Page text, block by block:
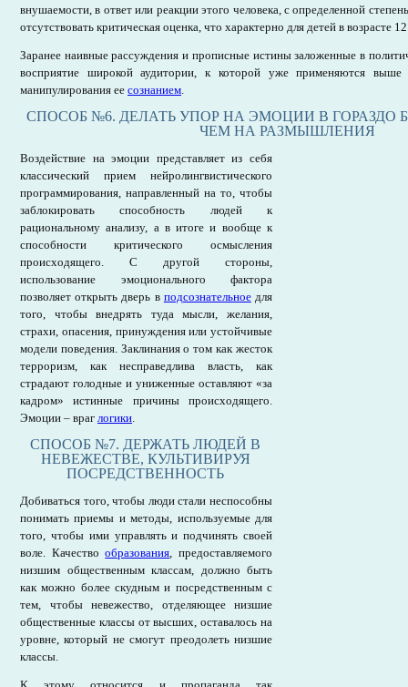
внушаемости, в ответ или реакции этого человека, с определенной
отсутствовать критическая оценка, что характерно для детей в возрасте
Заранее наивные рассуждения и прописные истины заложенные в
восприятие широкой аудитории, к которой уже применяются
манипулирования ее сознанием.
СПОСОБ №6. ДЕЛАТЬ УПОР НА ЭМОЦИИ В ГОРАЗДО
ЧЕМ НА РАЗМЫШЛЕНИЯ
Воздействие на эмоции представляет из себя
классический прием нейролингвистического
программирования, направленный на то, чтобы
заблокировать способность людей к
рациональному анализу, а в итоге и вообще к
способности критического осмысления
происходящего. С другой стороны,
использование эмоционального фактора
позволяет открыть дверь в подсознательноедля
того, чтобы внедрять туда мысли, желания,
страхи, опасения, принуждения или устойчивые
модели поведения. Заклинания о том как жесток
терроризм, как несправедлива власть, как
страдают голодные и униженные оставляют «за
кадром» истинные причины происходящего.
Эмоции – враг логики.
СПОСОБ №7. ДЕРЖАТЬ ЛЮДЕЙ В
НЕВЕЖЕСТВЕ, КУЛЬТИВИРУЯ
ПОСРЕДСТВЕННОСТЬ
Добиваться того, чтобы люди стали неспособны
понимать приемы и методы, используемые для
того, чтобы ими управлять и подчинять своей
воле. Качествообразования, предоставляемого
низшим общественным классам, должно быть
как можно более скудным и посредственным с
тем, чтобы невежество, отделяющее низшие
общественные классы от высших, оставалось на
уровне, который не смогут преодолеть низшие
классы.